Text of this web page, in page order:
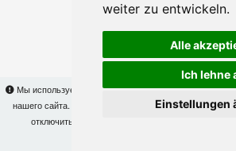
weiter zu entwickeln.
Alle
Ich lehne
Einstellungen
Мы используем cookies для того, чтобы Вы могли
нашего сайта. На
Вы сможете узнать
отключить использование cookies. Продолжая